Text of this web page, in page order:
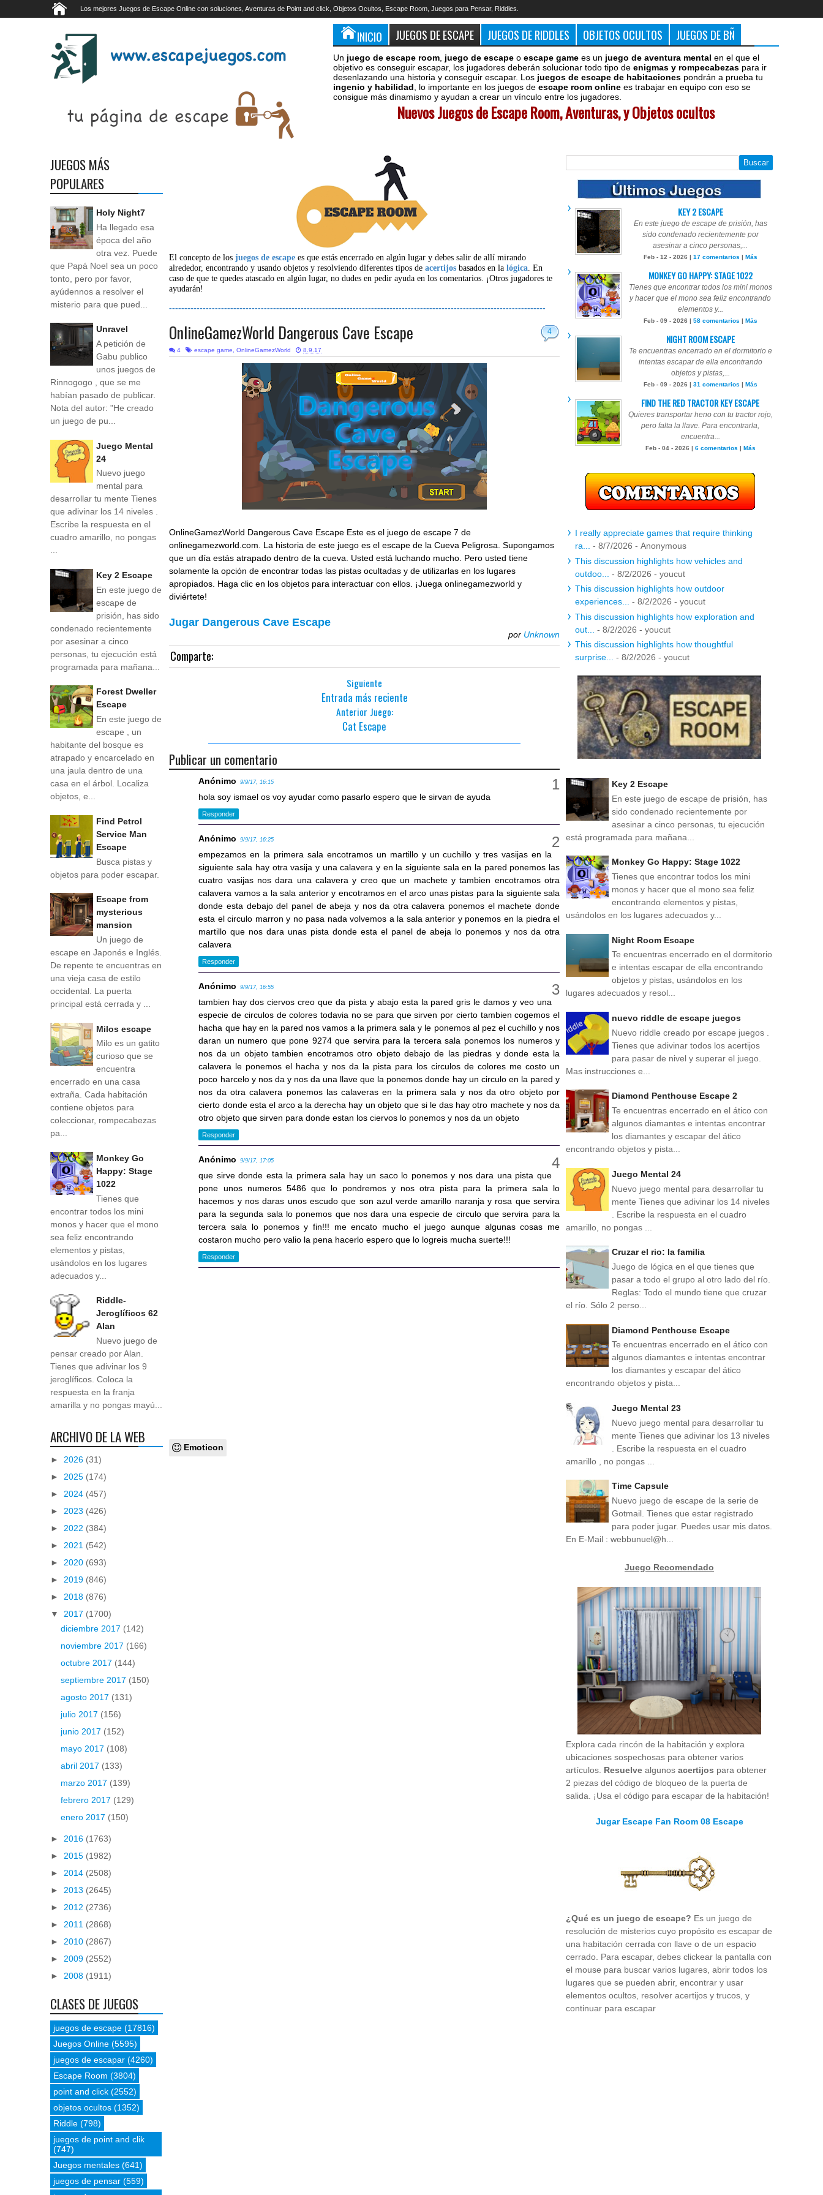
Los mejores Juegos de Escape Online con soluciones, Aventuras de Point and click, Objetos Ocultos, Escape Room, Juegos para Pensar, Riddles.
INICIO JUEGOS DE ESCAPE JUEGOS DE RIDDLES OBJETOS OCULTOS JUEGOS DE BÑ
Un juego de escape room juego de escape o escape game es un juego de aventura mental en el que el
objetivo es conseguir escapar, los jugadores deberán solucionar todo tipo de enigmas y rompecabezas para ir
desenlazando una historia y conseguir escapar. Los juegos de escape de habitaciones pondrán a prueba tu
ingenio y habilidad , lo importante en los juegos de escape room online es trabajar en equipo con eso se
consigue más dinamismo y ayudan a crear un vínculo entre los jugadores.
Nuevos Juegos de Escape Room, Aventuras, y Objetos ocultos
El concepto de losjuegos de escape es que estás encerrado en algún lugar y debes salir de allí mirando
alrededor, encontrando y usando objetos y resolviendo diferentes tipos deacertijos basados en lalógica. En
caso de que te quedes atascado en algún lugar, no dudes en pedir ayuda en los comentarios. ¡Otros jugadores te
ayudarán!
---------------------------------------------------------------------------------------------------------------------------
4
OnlineGamezWorld Dangerous Cave Escape
4 escape game OnlineGamezWorld 8.9.17
OnlineGamezWorld Dangerous Cave Escape Este es el juego de escape 7 de
onlinegamezworld.com. La historia de este juego es el escape de la Cueva Peligrosa. Supongamos
que un día estás atrapado dentro de la cueva. Usted está luchando mucho. Pero usted tiene
solamente la opción de encontrar todas las pistas ocultadas y de utilizarlas en los lugares
apropiados. Haga clic en los objetos para interactuar con ellos. ¡Juega onlinegamezworld y
diviértete!
Jugar Dangerous Cave Escape
por Unknown
Comparte:
Siguiente
Entrada más reciente
Anterior Juego:
Cat Escape
Publicar un comentario
Anónimo 9/9/17, 16:15
hola soy ismael os voy ayudar como pasarlo espero que le sirvan de ayuda
Responder
Anónimo 9/9/17, 16:25
empezamos en la primera sala encotramos un martillo y un cuchillo y tres vasijas en la
siguiente sala hay otra vasija y una calavera y en la siguiente sala en la pared ponemos las
cuatro vasijas nos dara una calavera y creo que un machete y tambien encotramos otra
calavera vamos a la sala anterior y encotramos en el arco unas pistas para la siguiente sala
donde esta debajo del panel de abeja y nos da otra calavera ponemos el machete donde
esta el circulo marron y no pasa nada volvemos a la sala anterior y ponemos en la piedra el
martillo que nos dara unas pista donde esta el panel de abeja lo ponemos y nos da otra
calavera
Responder
Anónimo 9/9/17, 16:55
tambien hay dos ciervos creo que da pista y abajo esta la pared gris le damos y veo una
especie de circulos de colores todavia no se para que sirven por cierto tambien cogemos el
hacha que hay en la pared nos vamos a la primera sala y le ponemos al pez el cuchillo y nos
daran un numero que pone 9274 que servira para la tercera sala ponemos los numeros y
nos da un objeto tambien encotramos otro objeto debajo de las piedras y donde esta la
calavera le ponemos el hacha y nos da la pista para los circulos de colores me costo un
poco harcelo y nos da y nos da una llave que la ponemos donde hay un circulo en la pared y
nos da otra calavera ponemos las calaveras en la primera sala y nos da otro objeto por
cierto donde esta el arco a la derecha hay un objeto que si le das hay otro machete y nos da
otro objeto que sirven para donde estan los ciervos lo ponemos y nos da un objeto
Responder
Anónimo 9/9/17, 17:05
que sirve donde esta la primera sala hay un saco lo ponemos y nos dara una pista que
pone unos numeros 5486 que lo pondremos y nos otra pista para la primera sala lo
hacemos y nos daras unos escudo que son azul verde amarillo naranja y rosa que servira
para la segunda sala lo ponemos que nos dara una especie de circulo que servira para la
tercera sala lo ponemos y fin!!! me encato mucho el juego aunque algunas cosas me
costaron mucho pero valio la pena hacerlo espero que lo logreis mucha suerte!!!
Responder
Emoticon
JUEGOS MÁS
POPULARES
Holy Night7
Ha llegado esa
época del año
otra vez. Puede
que Papá Noel sea un poco
tonto, pero por favor,
ayúdennos a resolver el
misterio para que pued...
Unravel
A petición de
Gabu publico
unos juegos de
Rinnogogo , que se me
habían pasado de publicar.
Nota del autor: "He creado
un juego de pu...
Juego Mental
24
Nuevo juego
mental para
desarrollar tu mente Tienes
que adivinar los 14 niveles .
Escribe la respuesta en el
cuadro amarillo, no pongas
...
Key 2 Escape
En este juego de
escape de
prisión, has sido
condenado recientemente
por asesinar a cinco
personas, tu ejecución está
programada para mañana...
Forest Dweller
Escape
En este juego de
escape , un
habitante del bosque es
atrapado y encarcelado en
una jaula dentro de una
casa en el árbol. Localiza
objetos, e...
Find Petrol
Service Man
Escape
Busca pistas y
objetos para poder escapar.
Escape from
mysterious
mansion
Un juego de
escape en Japonés e Inglés.
De repente te encuentras en
una vieja casa de estilo
occidental. La puerta
principal está cerrada y ...
Milos escape
Milo es un gatito
curioso que se
encuentra
encerrado en una casa
extraña. Cada habitación
contiene objetos para
coleccionar, rompecabezas
pa...
Monkey Go
Happy: Stage
1022
Tienes que
encontrar todos los mini
monos y hacer que el mono
sea feliz encontrando
elementos y pistas,
usándolos en los lugares
adecuados y...
Riddle-
Jeroglíficos 62
Alan
Nuevo juego de
pensar creado por Alan.
Tienes que adivinar los 9
jeroglíficos. Coloca la
respuesta en la franja
amarilla y no pongas mayú...
ARCHIVO DE LA WEB
► 2026 (31)
► 2025 (174)
► 2024 (457)
► 2023 (426)
► 2022 (384)
► 2021 (542)
► 2020 (693)
► 2019 (846)
► 2018 (876)
▼ 2017 (1700)
diciembre 2017 (142)
noviembre 2017 (166)
octubre 2017 (144)
septiembre 2017 (150)
agosto 2017 (131)
julio 2017 (156)
junio 2017 (152)
mayo 2017 (108)
abril 2017 (133)
marzo 2017 (139)
febrero 2017 (129)
enero 2017 (150)
► 2016 (1763)
► 2015 (1982)
► 2014 (2508)
► 2013 (2645)
► 2012 (2736)
► 2011 (2868)
► 2010 (2867)
► 2009 (2552)
► 2008 (1911)
CLASES DE JUEGOS
juegos de escape (17816)
Juegos Online (5595)
juegos de escapar (4260)
Escape Room (3804)
point and click (2552)
objetos ocultos (1352)
Riddle (798)
juegos de point and clik
(747)
Juegos mentales (641)
juegos de pensar (559)
KEY 2 ESCAPE
En este juego de escape de prisión, has
sido condenado recientemente por
asesinar a cinco personas,...
Feb - 12 - 2026 | 17 comentarios | Más
MONKEY GO HAPPY: STAGE 1022
Tienes que encontrar todos los mini monos
y hacer que el mono sea feliz encontrando
elementos y...
Feb - 09 - 2026 | 58 comentarios | Más
NIGHT ROOM ESCAPE
Te encuentras encerrado en el dormitorio e
intentas escapar de ella encontrando
objetos y pistas,...
Feb - 09 - 2026 | 31 comentarios | Más
FIND THE RED TRACTOR KEY ESCAPE
Quieres transportar heno con tu tractor rojo,
pero falta la llave. Para encontrarla,
encuentra...
Feb - 04 - 2026 | 6 comentarios | Más
I really appreciate games that require thinking
ra...
- 8/7/2026 - Anonymous
This discussion highlights how vehicles and
outdoo...
- 8/2/2026 - youcut
This discussion highlights how outdoor
experiences...
- 8/2/2026 - youcut
This discussion highlights how exploration and
out...
- 8/2/2026 - youcut
This discussion highlights how thoughtful
surprise...
- 8/2/2026 - youcut
Key 2 Escape
En este juego de escape de prisión, has
sido condenado recientemente por
asesinar a cinco personas, tu ejecución
está programada para mañana...
Monkey Go Happy: Stage 1022
Tienes que encontrar todos los mini
monos y hacer que el mono sea feliz
encontrando elementos y pistas,
usándolos en los lugares adecuados y...
Night Room Escape
Te encuentras encerrado en el dormitorio
e intentas escapar de ella encontrando
objetos y pistas, usándolos en los
lugares adecuados y resol...
nuevo riddle de escape juegos
Nuevo riddle creado por escape juegos .
Tienes que adivinar todos los acertijos
para pasar de nivel y superar el juego.
Mas instrucciones e...
Diamond Penthouse Escape 2
Te encuentras encerrado en el ático con
algunos diamantes e intentas encontrar
los diamantes y escapar del ático
encontrando objetos y pista...
Juego Mental 24
Nuevo juego mental para desarrollar tu
mente Tienes que adivinar los 14 niveles
. Escribe la respuesta en el cuadro
amarillo, no pongas ...
Cruzar el rio: la familia
Juego de lógica en el que tienes que
pasar a todo el grupo al otro lado del río.
Reglas: Todo el mundo tiene que cruzar
el río. Sólo 2 perso...
Diamond Penthouse Escape
Te encuentras encerrado en el ático con
algunos diamantes e intentas encontrar
los diamantes y escapar del ático
encontrando objetos y pista...
Juego Mental 23
Nuevo juego mental para desarrollar tu
mente Tienes que adivinar los 13 niveles
. Escribe la respuesta en el cuadro
amarillo , no pongas ...
Time Capsule
Nuevo juego de escape de la serie de
Gotmail. Tienes que estar registrado
para poder jugar. Puedes usar mis datos.
En E-Mail : webbunuel@h...
Juego Recomendado
Explora cada rincón de la habitación y explora
ubicaciones sospechosas para obtener varios
artículos. Resuelve algunos acertijos para obtener
2 piezas del código de bloqueo de la puerta de
salida. ¡Usa el código para escapar de la habitación!
Jugar Escape Fan Room 08 Escape
¿Qué es un juego de escape? Es un juego de
resolución de misterios cuyo propósito es escapar de
una habitación cerrada con llave o de un espacio
cerrado. Para escapar, debes clickear la pantalla con
el mouse para buscar varios lugares, abrir todos los
lugares que se pueden abrir, encontrar y usar
elementos ocultos, resolver acertijos y trucos, y
continuar para escapar